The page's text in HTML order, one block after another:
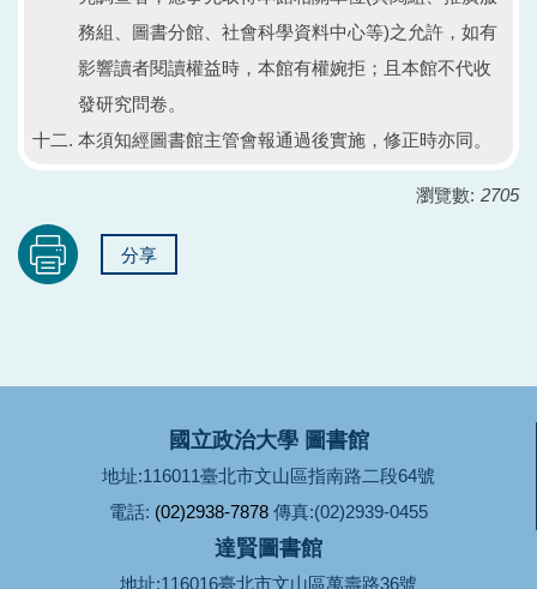
務組、圖書分館、社會科學資料中心等)之允許，如有
影響讀者閱讀權益時，本館有權婉拒；且本館不代收
發研究問卷。
本須知經圖書館主管會報通過後實施，修正時亦同。
瀏覽數: 2705
分享
國立政治大學 圖書館
地址:116011臺北市文山區指南路二段64號
電話: (02)2938-7878 傳真:(02)2939-0455
達賢圖書館
地址:116016臺北市文山區萬壽路36號